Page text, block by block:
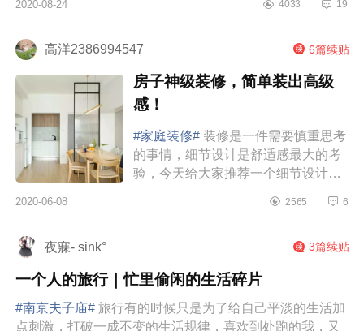
我们头疼的问题了，就是我们阳台的
2020-08-24 4033 19
高洋2386994547 6篇续贴
房子神级装修，简单装出高级
感！
#家庭装修# 装修是一件需要慎重思考
的事情，细节设计是舒适感最大的考
验，今天给大家推荐一个细节设计满
木风设计白色上下柜与玄关墙融为一
2020-06-08 2565 6
夜寐- sink° 3篇续贴
一个人的旅行｜忙里偷闲的生活碎片
#南京夫子庙# 旅行有的时候只是为了给自己平淡的生活加
点刺激，打破一成不变的生活规律，喜欢到处跑的我，又